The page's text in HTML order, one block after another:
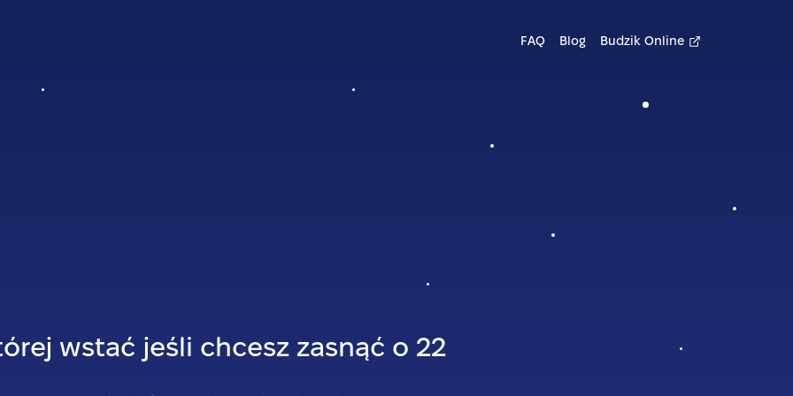
FAQ Blog Budzik Online
wstać jeśli chcesz zasnąć o 22